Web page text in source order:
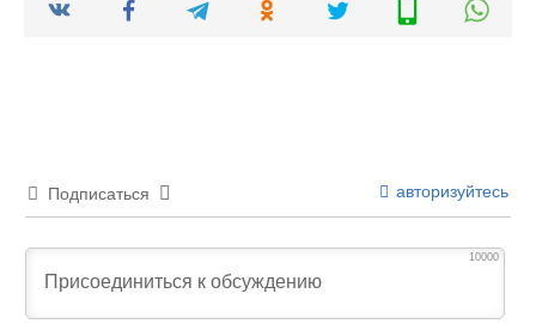
Подписаться авторизуйтесь
10000